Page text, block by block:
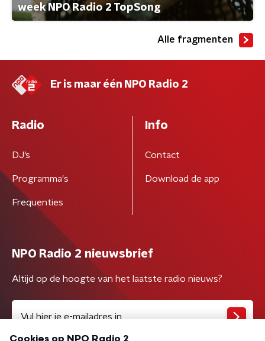
week NPO Radio 2 TopSong
Alle fragmenten
Er is maar één NPO Radio 2
Radio
DJ’s
Programma's
Frequenties
Info
Contact
Download de app
NPO Radio 2 nieuwsbrief
Altijd op de hoogte van het laatste radio nieuws?